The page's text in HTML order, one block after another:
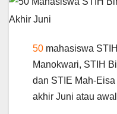
50 mahasiswa
Manokwari, STIH
dan STIE Mah-
akhir Juni atau